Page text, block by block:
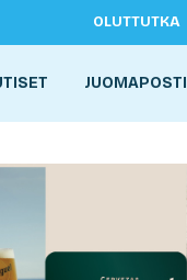
OLUTTUTKA
JUOMAPOSTI